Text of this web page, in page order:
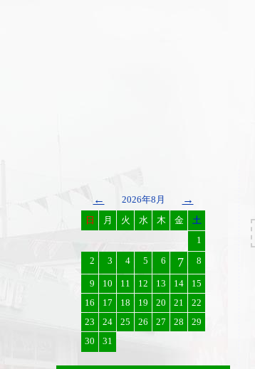
← 2026年8月 →
日 月 火 水 木 金
土
1
2
3 4 5 6 7 8
9 10 11 12 13 14
15
16
17 18 19 20 21
22
23
24 25 26 27 28
29
30
31